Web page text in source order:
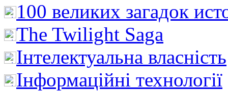
100 великих загадок
The Twilight Saga
Інтелектуальна влaсність
Інформаційні технології